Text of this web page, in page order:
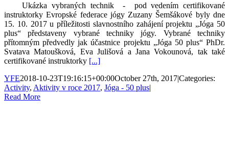
Ukázka vybraných technik - pod vedením certifikované
instruktorky Evropské federace jógy Zuzany Šemšákové byly dne
15. 10. 2017 u příležitosti slavnostního zahájení projektu „Jóga 50
plus“ představeny vybrané techniky jógy. Vybrané techniky
přítomným předvedly jak účastnice projektu „Jóga 50 plus“ PhDr.
Svatava Matoušková, Eva Julišová a Jana Vokounová, tak také
certifikované instruktorky [...]
YFE2018-10-23T19:16:15+00:00October 27th, 2017|Categories:
Activity, Aktivity v roce 2017, Jóga - 50 plus|
Read More